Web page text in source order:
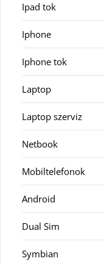
Ipad tok
Iphone
Iphone tok
Laptop
Laptop szerviz
Netbook
Mobiltelefonok
Android
Dual Sim
Symbian